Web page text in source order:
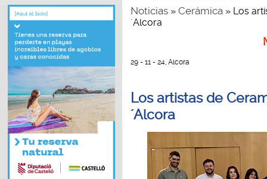
Noticias» Cerámica» Los
´Alcora
29 - 11 - 24, Alcora
Los artistas de
´Alcora